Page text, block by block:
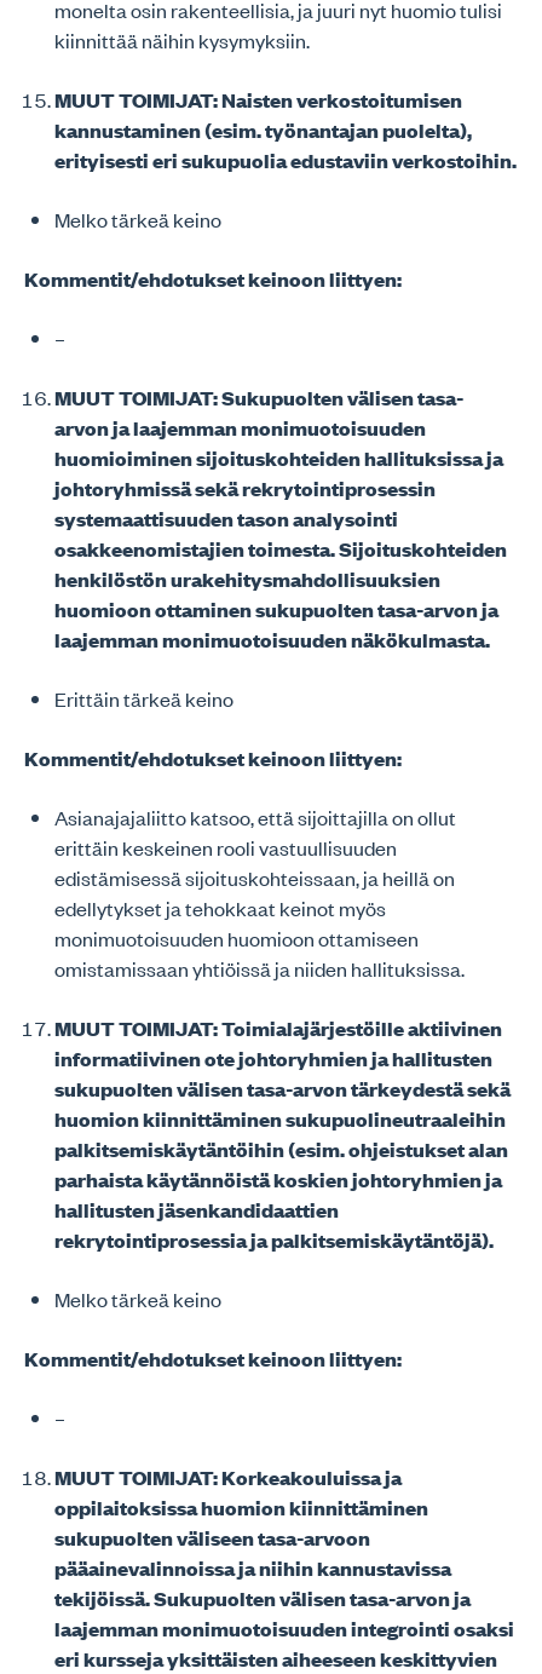
monelta osin rakenteellisia, ja juuri nyt huomio tulisi
kiinnittää näihin kysymyksiin.
MUUT TOIMIJAT: Naisten verkostoitumisen
kannustaminen (esim. työnantajan puolelta),
erityisesti eri sukupuolia edustaviin verkostoihin.
Melko tärkeä keino
Kommentit/ehdotukset keinoon liittyen:
–
MUUT TOIMIJAT: Sukupuolten välisen tasa-
arvon ja laajemman monimuotoisuuden
huomioiminen sijoituskohteiden hallituksissa ja
johtoryhmissä sekä rekrytointiprosessin
systemaattisuuden tason analysointi
osakkeenomistajien toimesta. Sijoituskohteiden
henkilöstön urakehitysmahdollisuuksien
huomioon ottaminen sukupuolten tasa-arvon ja
laajemman monimuotoisuuden näkökulmasta.
Erittäin tärkeä keino
Kommentit/ehdotukset keinoon liittyen:
Asianajajaliitto katsoo, että sijoittajilla on ollut
erittäin keskeinen rooli vastuullisuuden
edistämisessä sijoituskohteissaan, ja heillä on
edellytykset ja tehokkaat keinot myös
monimuotoisuuden huomioon ottamiseen
omistamissaan yhtiöissä ja niiden hallituksissa.
MUUT TOIMIJAT: Toimialajärjestöille aktiivinen
informatiivinen ote johtoryhmien ja hallitusten
sukupuolten välisen tasa-arvon tärkeydestä sekä
huomion kiinnittäminen sukupuolineutraaleihin
palkitsemiskäytäntöihin (esim. ohjeistukset alan
parhaista käytännöistä koskien johtoryhmien ja
hallitusten jäsenkandidaattien
rekrytointiprosessia ja palkitsemiskäytäntöjä).
Melko tärkeä keino
Kommentit/ehdotukset keinoon liittyen:
–
MUUT TOIMIJAT: Korkeakouluissa ja
oppilaitoksissa huomion kiinnittäminen
sukupuolten väliseen tasa-arvoon
pääainevalinnoissa ja niihin kannustavissa
tekijöissä. Sukupuolten välisen tasa-arvon ja
laajemman monimuotoisuuden integrointi osaksi
eri kursseja yksittäisten aiheeseen keskittyvien